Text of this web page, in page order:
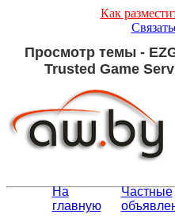
Как
Просмотр темы -
Trusted Game
На
главную
Частные